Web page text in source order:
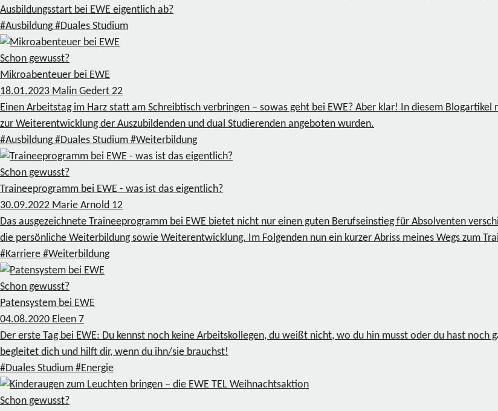
Ausbildungsstart bei EWE eigentlich ab?
#Ausbildung #Duales Studium
Schon gewusst?
Mikroabenteuer bei EWE
18.01.2023 Malin Gedert 22
Einen Arbeitstag im Harz statt am Schreibtisch verbringen – sowas geht bei EWE? Aber klar! In diesem
zur Weiterentwicklung der Auszubildenden und dual Studierenden angeboten wurden.
#Ausbildung #Duales Studium #Weiterbildung
Schon gewusst?
Traineeprogramm bei EWE - was ist das eigentlich?
30.09.2022 Marie Arnold 12
Das ausgezeichnete Traineeprogramm bei EWE bietet nicht nur einen guten Berufseinstieg für Absolventen
die persönliche Weiterbildung sowie Weiterentwicklung. Im Folgenden nun ein kurzer Abriss meines Wegs zum
#Karriere #Weiterbildung
Schon gewusst?
Patensystem bei EWE
04.08.2020 Eleen 7
Der erste Tag bei EWE: Du kennst noch keine Arbeitskollegen, du weißt nicht, wo du hin musst oder du hast noch
begleitet dich und hilft dir, wenn du ihn/sie brauchst!
#Duales Studium #Energie
Schon gewusst?